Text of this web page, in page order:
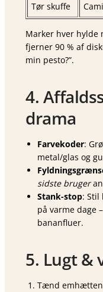
Tør skuffe
Marker hver hylde
fjerner 90 % af
min pesto?”.
4.
drama
Farvekoder:
metal/glas og
sidste bruger
Stank-stop: Stil
på varme dage
bananfluer.
5. Lugt &
Tænd emhætten